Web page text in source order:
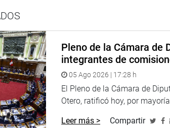
la oportunidad de conocer el ideario y
Nacional de Elecciones y que tienen
Alianza para el Progreso, Partido
a todo el público porque el Congreso
están albergadas todas las fuerzas políticas”,
de actividades se realizaron
Pleno de la Cámara de
integrantes de
05 Ago 2026 | 17:28 h
El Pleno de la Cámara de
Otero, ratificó hoy, por
Leer más > Compartir